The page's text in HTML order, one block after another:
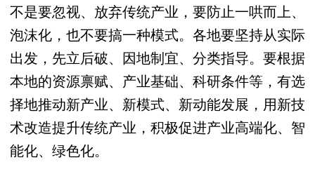
不是要忽视、放弃传统产业，要防止一哄而上、
泡沫化，也不要搞一种模式。各地要坚持从实际
出发，先立后破、因地制宜、分类指导。要根据
本地的资源禀赋、产业基础、科研条件等，有选
择地推动新产业、新模式、新动能发展，用新技
术改造提升传统产业，积极促进产业高端化、智
能化、绿色化。